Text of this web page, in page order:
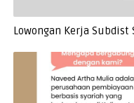
Lowongan Kerja Subdist